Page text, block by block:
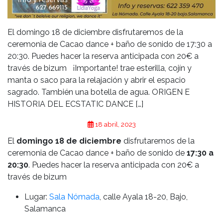
El domingo 18 de diciembre disfrutaremos de la
ceremonia de Cacao dance + baño de sonido de 17:30 a
20:30. Puedes hacer la reserva anticipada con 20€ a
través de bizum ¡Importante! trae esterilla, cojín y
manta o saco para la relajación y abrir el espacio
sagrado. También una botella de agua. ORIGEN E
HISTORIA DEL ECSTATIC DANCE […]
18 abril, 2023
El domingo 18 de diciembre disfrutaremos de la
ceremonia de Cacao dance + baño de sonido de 17:30 a
20:30. Puedes hacer la reserva anticipada con 20€ a
través de bizum
Lugar: Sala Nómada , calle Ayala 18-20, Bajo,
Salamanca